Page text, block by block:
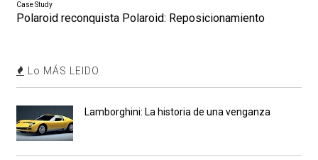
Case Study
Polaroid reconquista Polaroid: Reposicionamiento
Lo MÁS LEIDO
Lamborghini: La historia de una venganza